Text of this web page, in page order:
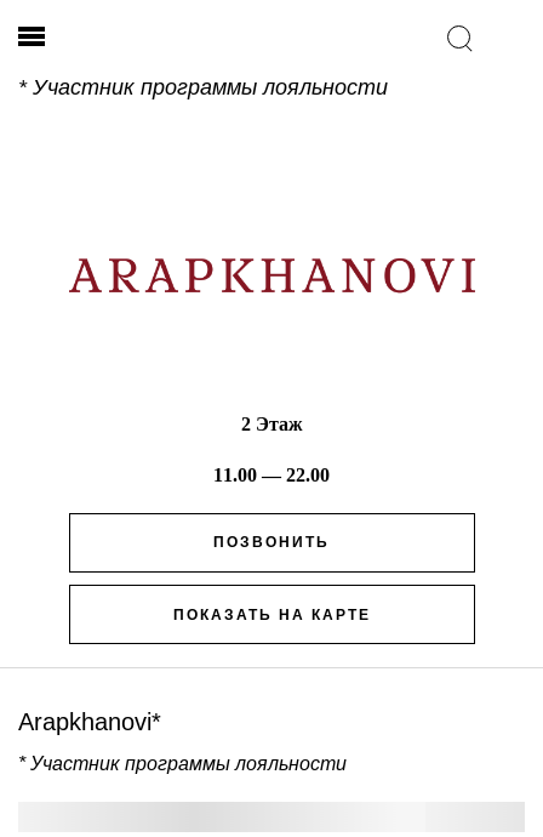
* Участник программы лояльности
Arapkhanovi*
* Участник программы лояльности
2 Этаж
11.00 — 22.00
ПОЗВОНИТЬ
ПОКАЗАТЬ НА КАРТЕ